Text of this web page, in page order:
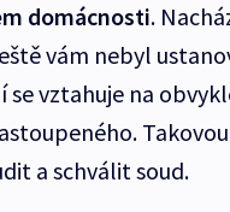
domácnosti.
vám nebyl
vztahuje na
a schválit soud.